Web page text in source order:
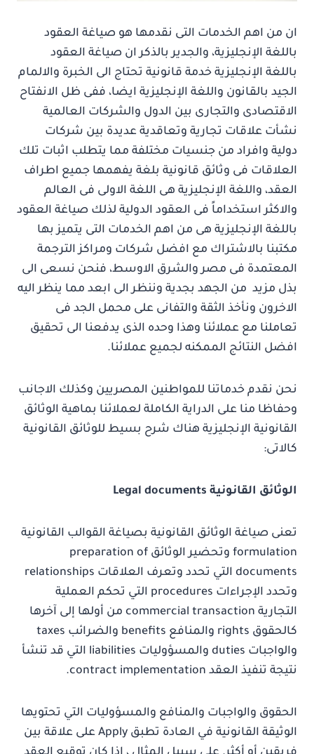
ان من اهم الخدمات التى نقدمها هو صياغة العقود
باللغة الإنجليزية، والجدير بالذكر ان صياغة العقود
باللغة الإنجليزية خدمة قانونية تحتاج الى الخبرة والالمام
الجيد بالقانون واللغة الإنجليزية ايضا، ففى ظل الانفتاح
الاقتصادى والتجارى بين الدول والشركات العالمية
نشأت علاقات تجارية وتعاقدية عديدة بين شركات
دولية وافراد من جنسيات مختلفة مما يتطلب اثبات تلك
العلاقات فى وثائق قانونية بلغة يفهمها جميع اطراف
العقد، واللغة الإنجليزية هى اللغة الاولى فى العالم
والاكثر استخداماً فى العقود الدولية لذلك صياغة العقود
باللغة الإنجليزية هى من اهم الخدمات التى يتميز بها
مكتبنا بالاشتراك مع افضل شركات ومراكز الترجمة
المعتمدة فى مصر والشرق الاوسط، فنحن نسعى الى
بذل مزيد من الجهد بجدية وننظر الى ابعد مما ينظر اليه
الاخرون ونأخذ الثقة والتفانى على محمل الجد فى
تعاملنا مع عملائنا وهذا وحده الذى يدفعنا الى تحقيق
افضل النتائج الممكنه لجميع عملائنا.
نحن نقدم خدماتنا للمواطنين المصريين وكذلك الاجانب
وحفاظا منا على الدراية الكاملة لعملائنا بماهية الوثائق
القانونية الإنجليزية هناك شرح بسيط للوثائق القانونية
كالاتى:
الوثائق القانونية Legal documents
تعنى صياغة الوثائق القانونية بصياغة القوالب القانونية
formulation وتحضير الوثائق preparation of
documents التي تحدد وتعرف العلاقات relationships
وتحدد الإجراءات procedures التي تحكم العملية
التجارية commercial transaction من أولها إلى آخرها
كالحقوق rights والمنافع benefits والضرائب taxes
والواجبات duties والمسؤوليات liabilities التي قد تنشأ
نتيجة تنفيذ العقد contract implementation.
الحقوق والواجبات والمنافع والمسؤوليات التي تحتويها
الوثيقة القانونية في العادة تطبق Apply على علاقة بين